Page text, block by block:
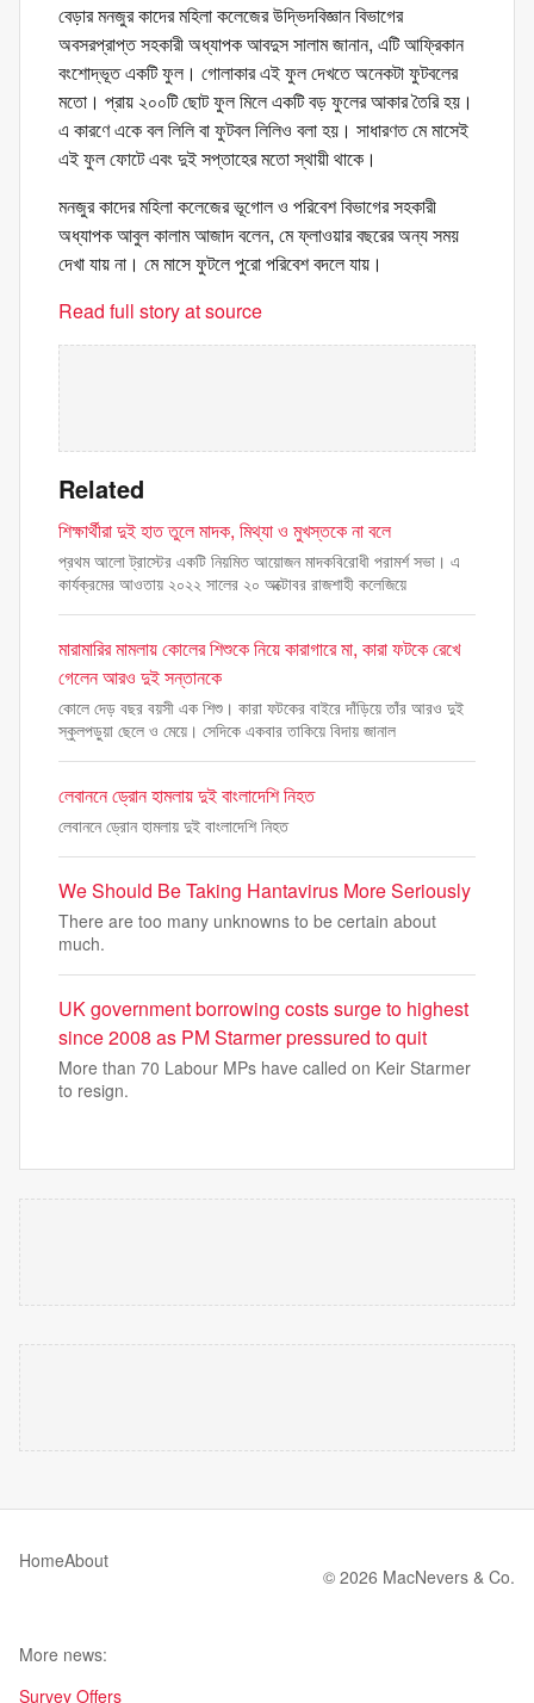
বেড়ার মনজুর কাদের মহিলা কলেজের উদ্ভিদবিজ্ঞান বিভাগের
অবসরপ্রাপ্ত সহকারী অধ্যাপক আবদুস সালাম জানান, এটি আফ্রিকান
বংশোদ্ভূত একটি ফুল। গোলাকার এই ফুল দেখতে অনেকটা ফুটবলের
মতো। প্রায় ২০০টি ছোট ফুল মিলে একটি বড় ফুলের আকার তৈরি হয়।
এ কারণে একে বল লিলি বা ফুটবল লিলিও বলা হয়। সাধারণত মে মাসেই
এই ফুল ফোটে এবং দুই সপ্তাহের মতো স্থায়ী থাকে।
মনজুর কাদের মহিলা কলেজের ভূগোল ও পরিবেশ বিভাগের সহকারী
অধ্যাপক আবুল কালাম আজাদ বলেন, মে ফ্লাওয়ার বছরের অন্য সময়
দেখা যায় না। মে মাসে ফুটলে পুরো পরিবেশ বদলে যায়।
Read full story at source
Related
শিক্ষার্থীরা দুই হাত তুলে মাদক, মিথ্যা ও মুখস্তকে না বলে
প্রথম আলো ট্রাস্টের একটি নিয়মিত আয়োজন মাদকবিরোধী পরামর্শ সভা। এ
কার্যক্রমের আওতায় ২০২২ সালের ২০ অক্টোবর রাজশাহী কলেজিয়ে
মারামারির মামলায় কোলের শিশুকে নিয়ে কারাগারে মা, কারা ফটকে রেখে
গেলেন আরও দুই সন্তানকে
কোলে দেড় বছর বয়সী এক শিশু। কারা ফটকের বাইরে দাঁড়িয়ে তাঁর আরও দুই
স্কুলপড়ুয়া ছেলে ও মেয়ে। সেদিকে একবার তাকিয়ে বিদায় জানাল
লেবাননে ড্রোন হামলায় দুই বাংলাদেশি নিহত
লেবাননে ড্রোন হামলায় দুই বাংলাদেশি নিহত
We Should Be Taking Hantavirus More Seriously
There are too many unknowns to be certain about
much.
UK government borrowing costs surge to highest
since 2008 as PM Starmer pressured to quit
More than 70 Labour MPs have called on Keir Starmer
to resign.
HomeAbout
© 2026 MacNevers & Co.
More news:
Survey Offers